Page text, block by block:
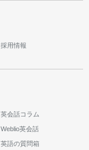
採用情報
英会話コラム
Weblio英会話
英語の質問箱